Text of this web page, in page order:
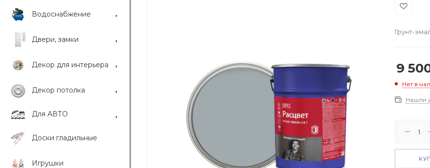
Водоснабжение
Двери, замки
Декор для интерьера
Декор потолка
Для АВТО
Доски гладильные
Игрушки
Грунт-
9
Нет в
Нашли